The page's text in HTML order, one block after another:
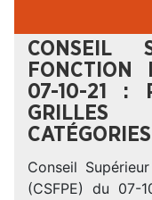
CONSEIL
FONCTION
07-10-21 :
GRILLES
Conseil
(CSFPE) du 07-